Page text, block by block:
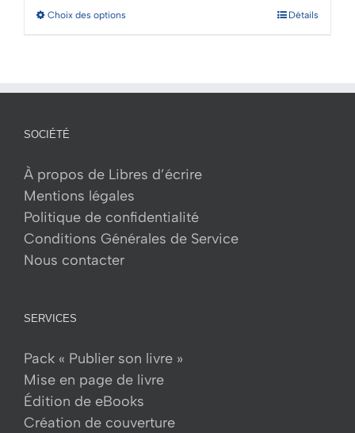
Choix des optionsCe
peuvent
choisies
sur
Détails
SOCIÉTÉ
À propos de Libres d’écrire
Mentions légales
Politique de confidentialité
Conditions Générales de Service
Nous contacter
SERVICES
Pack « Publier son livre »
Mise en page de livre
Édition de eBooks
Création de couverture